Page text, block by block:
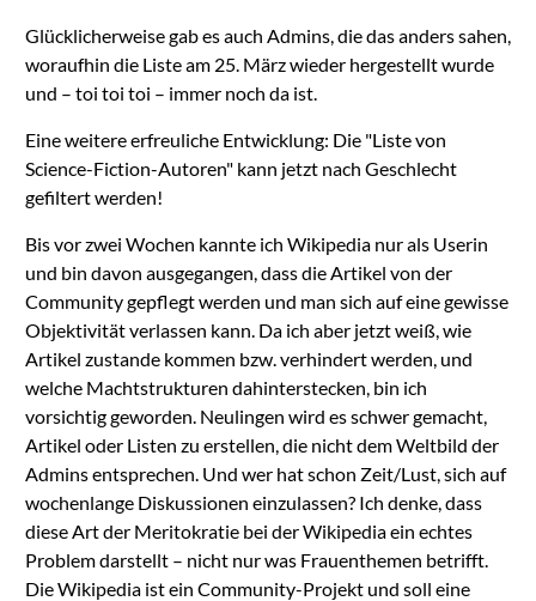
Glücklicherweise gab es auch Admins, die das anders sahen,
woraufhin die Liste am 25. März wieder hergestellt wurde
und – toi toi toi – immer noch da ist.
Eine weitere erfreuliche Entwicklung: Die "Liste von
Science-Fiction-Autoren" kann jetzt nach Geschlecht
gefiltert werden!
Bis vor zwei Wochen kannte ich Wikipedia nur als Userin
und bin davon ausgegangen, dass die Artikel von der
Community gepflegt werden und man sich auf eine gewisse
Objektivität verlassen kann. Da ich aber jetzt weiß, wie
Artikel zustande kommen bzw. verhindert werden, und
welche Machtstrukturen dahinterstecken, bin ich
vorsichtig geworden. Neulingen wird es schwer gemacht,
Artikel oder Listen zu erstellen, die nicht dem Weltbild der
Admins entsprechen. Und wer hat schon Zeit/Lust, sich auf
wochenlange Diskussionen einzulassen? Ich denke, dass
diese Art der Meritokratie bei der Wikipedia ein echtes
Problem darstellt – nicht nur was Frauenthemen betrifft.
Die Wikipedia ist ein Community-Projekt und soll eine